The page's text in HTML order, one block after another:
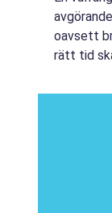
oavsett
rätt tid